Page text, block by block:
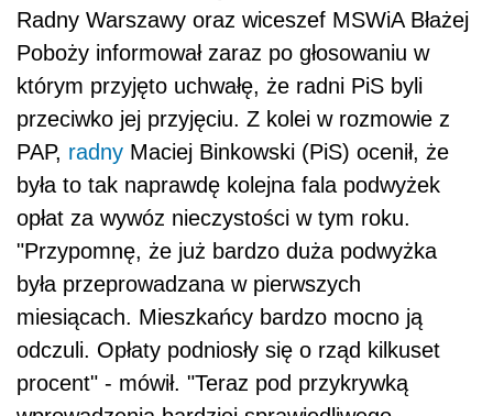
Radny Warszawy oraz wiceszef MSWiA Błażej
Poboży informował zaraz po głosowaniu w
którym przyjęto uchwałę, że radni PiS byli
przeciwko jej przyjęciu. Z kolei w rozmowie z
PAP, radny Maciej Binkowski (PiS) ocenił, że
była to tak naprawdę kolejna fala podwyżek
opłat za wywóz nieczystości w tym roku.
"Przypomnę, że już bardzo duża podwyżka
była przeprowadzana w pierwszych
miesiącach. Mieszkańcy bardzo mocno ją
odczuli. Opłaty podniosły się o rząd kilkuset
procent" - mówił. "Teraz pod przykrywką